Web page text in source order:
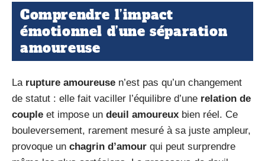
Comprendre l’impact
émotionnel d’une séparation
amoureuse
La rupture amoureuse n’est pas qu’un changement
de statut : elle fait vaciller l’équilibre d’une relation de
couple et impose un deuil amoureux bien réel. Ce
bouleversement, rarement mesuré à sa juste ampleur,
provoque un chagrin d’amour qui peut surprendre